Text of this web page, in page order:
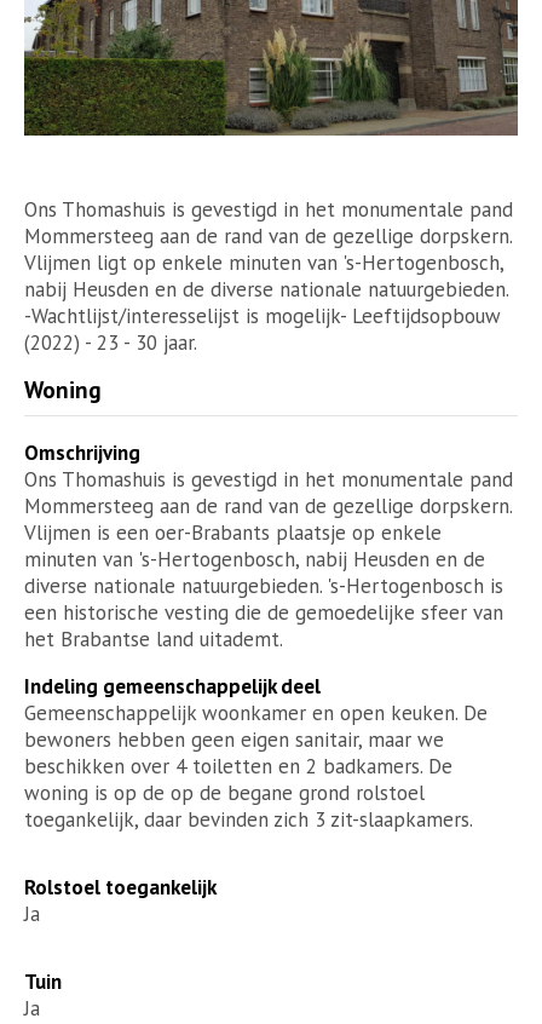
Ons Thomashuis is gevestigd in het monumentale pand
Mommersteeg aan de rand van de gezellige dorpskern.
Vlijmen ligt op enkele minuten van 's-Hertogenbosch,
nabij Heusden en de diverse nationale natuurgebieden.
-Wachtlijst/interesselijst is mogelijk- Leeftijdsopbouw
(2022) - 23 - 30 jaar.
Woning
Omschrijving
Ons Thomashuis is gevestigd in het monumentale pand
Mommersteeg aan de rand van de gezellige dorpskern.
Vlijmen is een oer-Brabants plaatsje op enkele
minuten van 's-Hertogenbosch, nabij Heusden en de
diverse nationale natuurgebieden. 's-Hertogenbosch is
een historische vesting die de gemoedelijke sfeer van
het Brabantse land uitademt.
Indeling gemeenschappelijk deel
Gemeenschappelijk woonkamer en open keuken. De
bewoners hebben geen eigen sanitair, maar we
beschikken over 4 toiletten en 2 badkamers. De
woning is op de op de begane grond rolstoel
toegankelijk, daar bevinden zich 3 zit-slaapkamers.
Rolstoel toegankelijk
Ja
Tuin
Ja